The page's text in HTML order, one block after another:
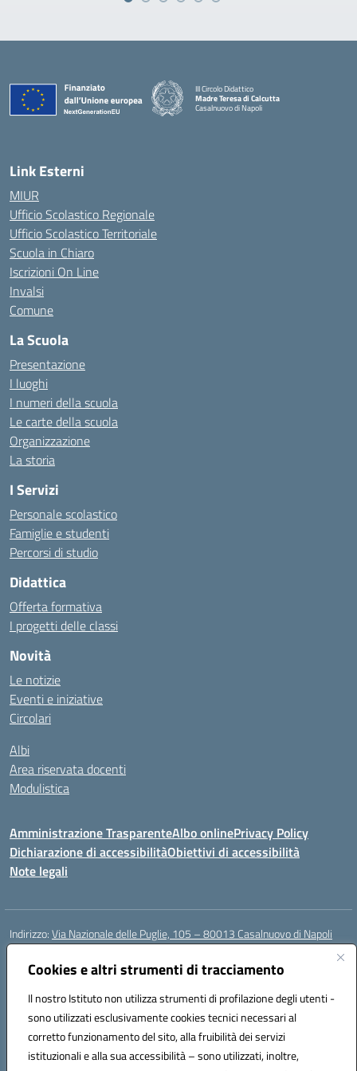
Cookies e altri strumenti di tracciamento
Il nostro Istituto non utilizza strumenti di profilazione degli utenti -
sono utilizzati esclusivamente cookies tecnici necessari al
corretto funzionamento del sito, alla fruibilità dei servizi
istituzionali e alla sua accessibilità – sono utilizzati, inoltre,
III Circolo Didattico
Madre Teresa di Calcutta
Casalnuovo di Napoli
— Visita la pagina iniziale della scuola
Link Esterni
MIUR
Ufficio Scolastico Regionale
Ufficio Scolastico Territoriale
Scuola in Chiaro
Iscrizioni On Line
Invalsi
Comune
La Scuola
Presentazione
I luoghi
I numeri della scuola
Le carte della scuola
Organizzazione
La storia
I Servizi
Personale scolastico
Famiglie e studenti
Percorsi di studio
Didattica
Offerta formativa
I progetti delle classi
Novità
Le notizie
Eventi e iniziative
Circolari
Albi
Area riservata docenti
Modulistica
Amministrazione TrasparenteAlbo onlinePrivacy Policy
Dichiarazione di accessibilitàObiettivi di accessibilità
Note legali
Indirizzo:Via Nazionale delle Puglie, 105 – 80013 Casalnuovo di Napoli
Centralino:
Email:naee32300a@istruzione.it
Codice fiscale: 93007720639
Codice meccanografico:
NAEE32300A
Codice unico di fatturazione (CUF): UFDMFG